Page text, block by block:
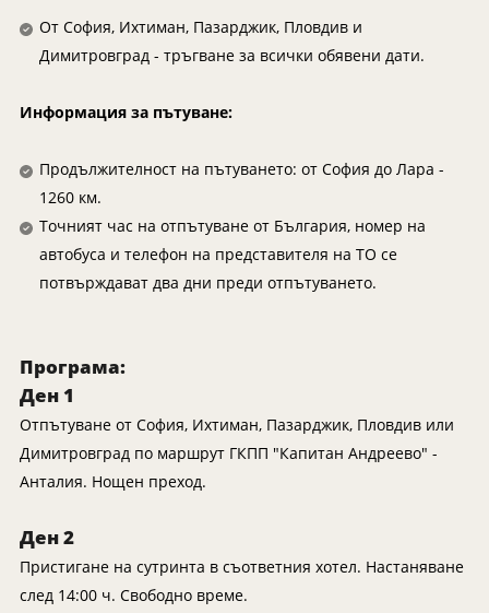
Екскурзии във Франция
Екскурзии в Хърватия
Екскурзии България
Екскурзии във Финландия
Екскурзии в Шотландия
Екскурзии в Русия
Екскурзии в Исландия
Екскурзии в Нигерия
Екскурзии в Норвегия
Екскурзии в Узбекистан
Екскурзии в Канада
Намибия
Непал
Оман
ОАЕ
Панама
Парагвай
Перу
Сейшели
Сингапур
Тайланд
Танзания
Уругвай
От София, Ихтиман, Пазарджик, Пловдив и
Димитровград - тръгване за всички обявени дати.
Информация за пътуване:
Продължителност на пътуването: от София до Лара -
1260 км.
Точният час на отпътуване от България, номер на
автобуса и телефон на представителя на TО се
потвърждават два дни преди отпътуването.
Програма:
Ден 1
Отпътуване от София, Ихтиман, Пазарджик, Пловдив или
Димитровград по маршрут ГКПП "Капитан Андреево" -
Анталия. Нощен преход.
Ден 2
Пристигане на сутринта в съответния хотел. Настаняване
след 14:00 ч. Свободно време.